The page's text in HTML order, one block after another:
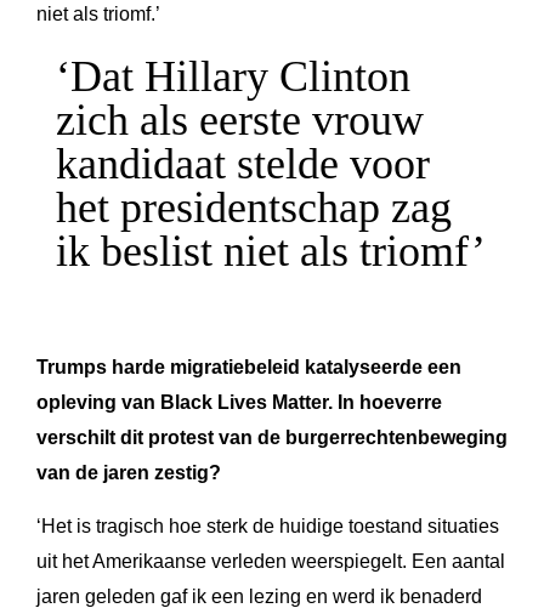
niet als triomf.’
‘Dat Hillary Clinton
zich als eerste vrouw
kandidaat stelde voor
het presidentschap zag
ik beslist niet als triomf’
Trumps harde migratiebeleid katalyseerde een
opleving van Black Lives Matter. In hoeverre
verschilt dit protest van de burgerrechtenbeweging
van de jaren zestig?
‘Het is tragisch hoe sterk de huidige toestand situaties
uit het Amerikaanse verleden weerspiegelt. Een aantal
jaren geleden gaf ik een lezing en werd ik benaderd